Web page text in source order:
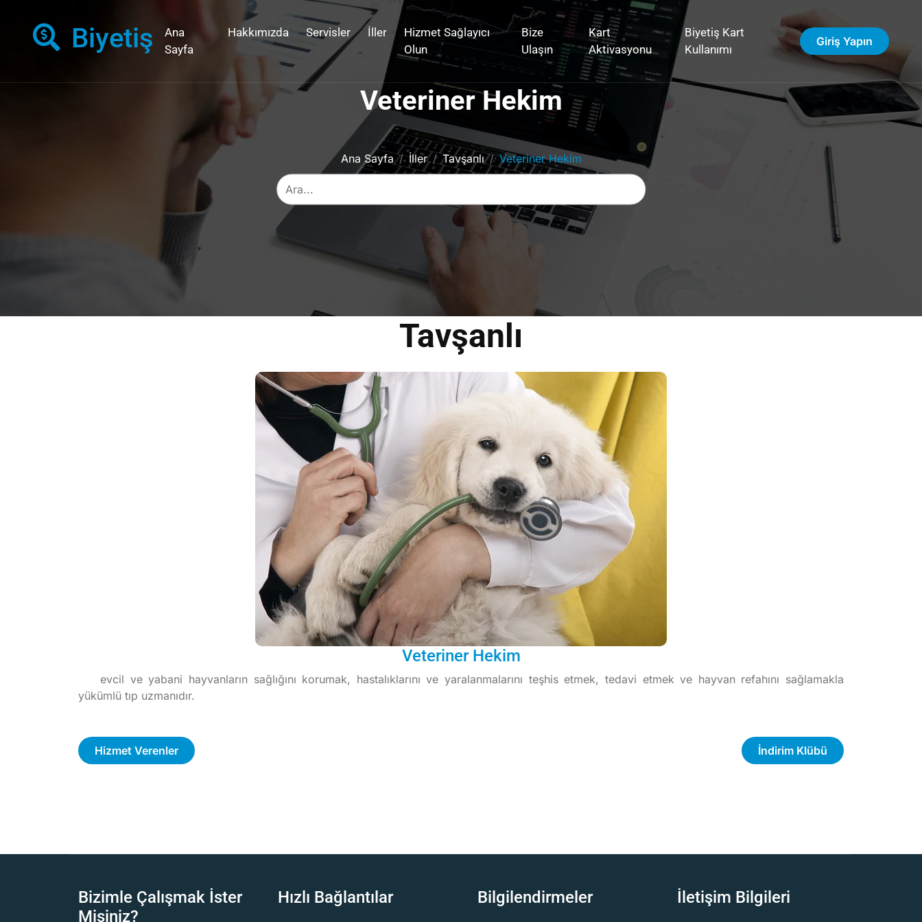
Biyetiş
Ana
Sayfa
Hakkımızda Servisler İller
Hizmet Sağlayıcı
Olun
Bize
Ulaşın
Kart
Aktivasyonu
Biyetiş Kart
Kullanımı
Giriş Yapın
Veteriner Hekim
Ana Sayfa İller Tavşanlı Veteriner Hekim
Tavşanlı
Veteriner Hekim
evcil ve yabani hayvanların sağlığını korumak, hastalıklarını ve yaralanmalarını teşhis etmek, tedavi etmek ve hayvan refahını sağlamakla
yükümlü tıp uzmanıdır.
Hizmet Verenler İndirim Klübü
Bizimle Çalışmak İster
Misiniz?
Hızlı Bağlantılar Bilgilendirmeler İletişim Bilgileri